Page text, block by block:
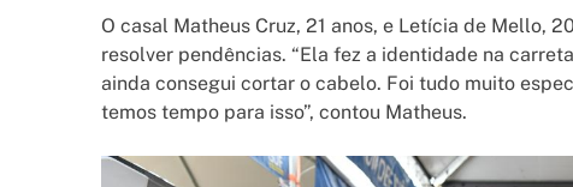
O casal Matheus Cruz, 21 anos, e Letícia de Mello,
resolver pendências. “Ela fez a identidade na
ainda consegui cortar o cabelo. Foi tudo muito
temos tempo para isso”, contou Matheus.